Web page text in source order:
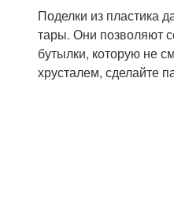
Поделки из пластика
тары. Они позволяют
бутылки, которую не
хрусталем, сделайте